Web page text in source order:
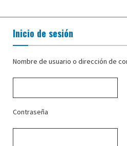
Inicio de sesión
Nombre de usuario o dirección de
Contraseña